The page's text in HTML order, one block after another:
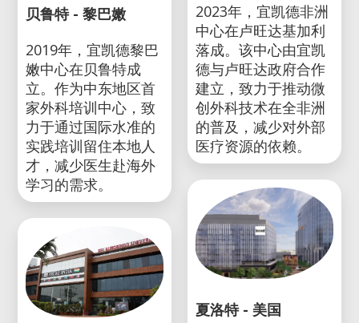
贝鲁特 - 黎巴嫩
2019年，宜凯德黎巴
嫩中心在贝鲁特成
立。作为中东地区首
家外科培训中心，致
力于通过国际水准的
实践培训留住本地人
才，减少医生赴海外
学习的需求。
2023年，宜凯德非洲
中心在卢旺达基加利
落成。该中心由宜凯
德与卢旺达政府合作
建立，致力于推动微
创外科技术在全非洲
的普及，减少对外部
医疗资源的依赖。
夏洛特 - 美国